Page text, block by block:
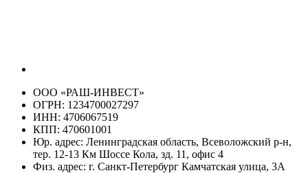
ООО «РАШ-ИНВЕСТ»
ОГРН: 1234700027297
ИНН: 4706067519
КПП: 470601001
Юр. адрес: Ленинградская область, Всеволожский р-н,
тер. 12-13 Км Шоссе Кола, зд. 11, офис 4
Физ. адрес: г. Санкт-Петербург Камчатская улица, 3А